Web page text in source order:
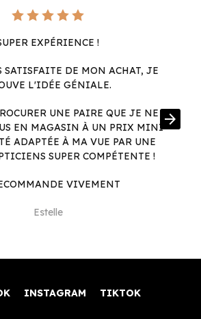
EXPÉRIENCE !
SATISFAITE DE MON ACHAT, JE
L'IDÉE GÉNIALE.
UNE PAIRE QUE JE NE
EN MAGASIN À UN PRIX MINI
ADAPTÉE À MA VUE PAR UNE
SUPER COMPÉTENTE !
VIVEMENT
Estelle
arrow_forward
INSTAGRAM TIKTOK